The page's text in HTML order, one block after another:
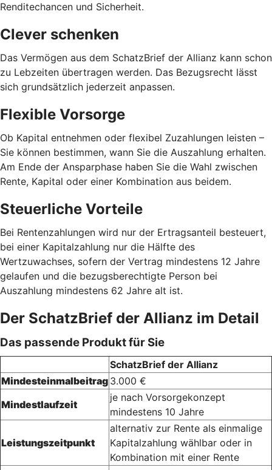
Renditechancen und Sicherheit.
Clever schenken
Das Vermögen aus dem SchatzBrief der Allianz kann schon
zu Lebzeiten übertragen werden. Das Bezugsrecht lässt
sich grundsätzlich jederzeit anpassen.
Flexible Vorsorge
Ob Kapital entnehmen oder flexibel Zuzahlungen leisten –
Sie können bestimmen, wann Sie die Auszahlung erhalten.
Am Ende der Ansparphase haben Sie die Wahl zwischen
Rente, Kapital oder einer Kombination aus beidem.
Steuerliche Vorteile
Bei Rentenzahlungen wird nur der Ertragsanteil besteuert,
bei einer Kapitalzahlung nur die Hälfte des
Wertzuwachses, sofern der Vertrag mindestens 12 Jahre
gelaufen und die bezugsberechtigte Person bei
Auszahlung mindestens 62 Jahre alt ist.
Der SchatzBrief der Allianz im Detail
Das passende Produkt für Sie
SchatzBrief der Allianz
Mindesteinmalbeitrag 3.000 €
Mindestlaufzeit
je nach Vorsorgekonzept
mindestens 10 Jahre
Leistungszeitpunkt
alternativ zur Rente als einmalige
Kapitalzahlung wählbar oder in
Kombination mit einer Rente